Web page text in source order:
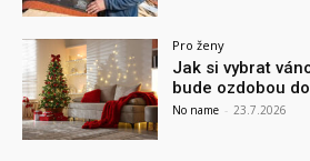
Pro ženy
Jak si vybrat
bude ozdobou
No name - 23.7.2026